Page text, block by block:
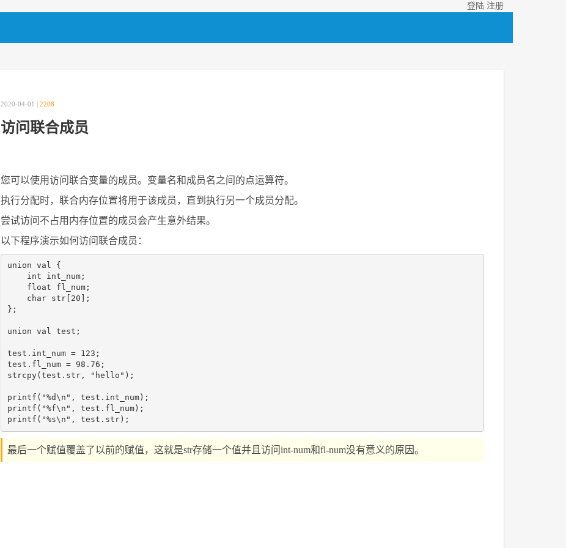
登陆 注册
2020-04-01 | 2208
访问联合成员
您可以使用访问联合变量的成员。变量名和成员名之间的点运算符。
执行分配时，联合内存位置将用于该成员，直到执行另一个成员分配。
尝试访问不占用内存位置的成员会产生意外结果。
以下程序演示如何访问联合成员：
union val {
    int int_num;
    float fl_num;
    char str[20];
};
union val test;
test.int_num = 123;
test.fl_num = 98.76;
strcpy(test.str, "hello");
printf("%d\n", test.int_num);
printf("%f\n", test.fl_num);
最后一个赋值覆盖了以前的赋值，这就是str存储一个值并且访问int-num和fl-num没有意义的原因。